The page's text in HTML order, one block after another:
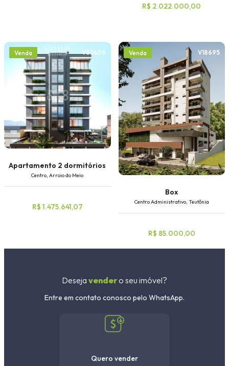
R$ 2.022.000,00
Venda V82406
Apartamento 2 dormitórios
Centro, Arroio do Meio
R$ 1.475.641,07
Venda V18695
Box
Centro Administrativo, Teutônia
R$ 85.000,00
Deseja vendero seu imóvel?
Entre em contato conosco pelo WhatsApp.
Quero vender